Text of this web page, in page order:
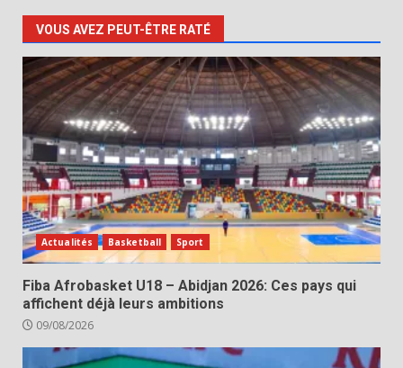
VOUS AVEZ PEUT-ÊTRE RATÉ
Actualités Basketball Sport
Fiba Afrobasket U18 – Abidjan 2026: Ces pays qui
affichent déjà leurs ambitions
09/08/2026